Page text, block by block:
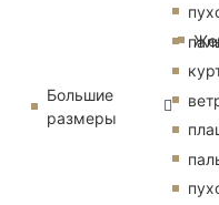
Большие
размеры